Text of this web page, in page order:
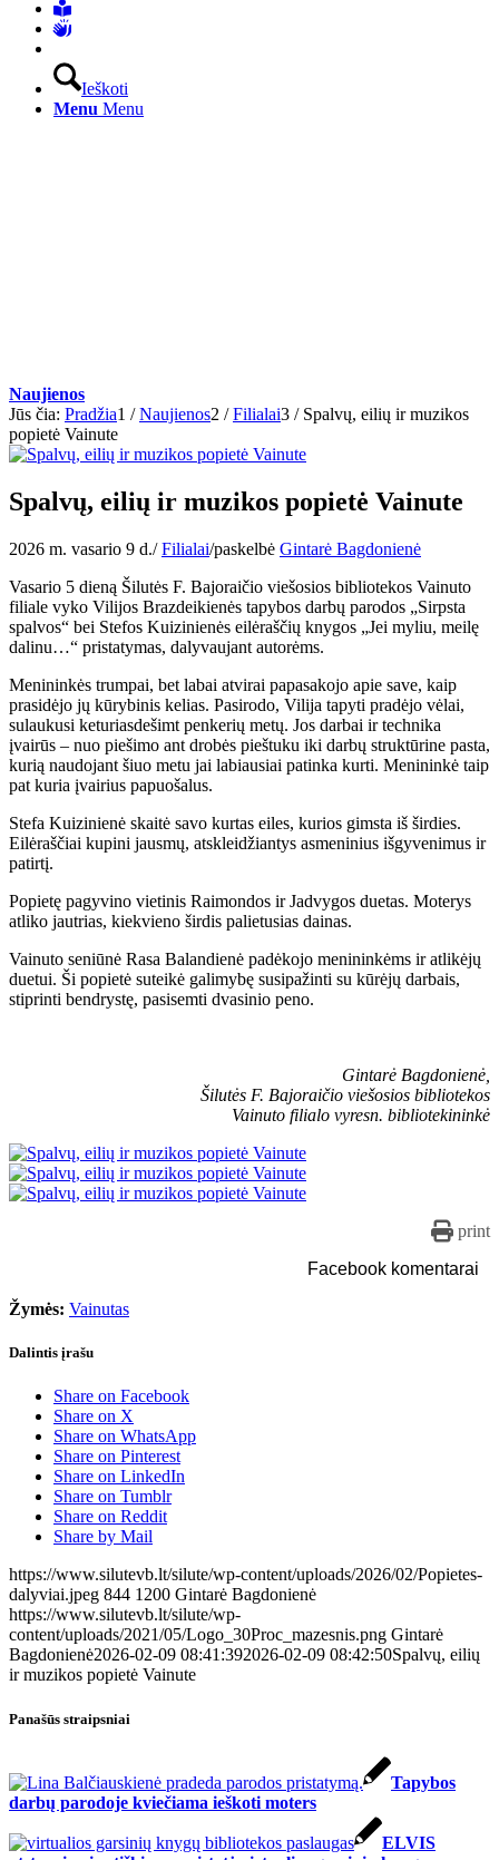
Ieškoti
Menu Menu
Naujienos
Jūs čia: Pradžia1 / Naujienos2 / Filialai3 / Spalvų, eilių ir muzikos
popietė Vainute
Spalvų, eilių ir muzikos popietė Vainute
2026 m. vasario 9 d./ Filialai/paskelbė Gintarė Bagdonienė
Vasario 5 dieną Šilutės F. Bajoraičio viešosios bibliotekos Vainuto
filiale vyko Vilijos Brazdeikienės tapybos darbų parodos „Sirpsta
spalvos“ bei Stefos Kuizinienės eilėraščių knygos „Jei myliu, meilę
dalinu…“ pristatymas, dalyvaujant autorėms.
Menininkės trumpai, bet labai atvirai papasakojo apie save, kaip
prasidėjo jų kūrybinis kelias. Pasirodo, Vilija tapyti pradėjo vėlai,
sulaukusi keturiasdešimt penkerių metų. Jos darbai ir technika
įvairūs – nuo piešimo ant drobės pieštuku iki darbų struktūrine pasta,
kurią naudojant šiuo metu jai labiausiai patinka kurti. Menininkė taip
pat kuria įvairius papuošalus.
Stefa Kuizinienė skaitė savo kurtas eiles, kurios gimsta iš širdies.
Eilėraščiai kupini jausmų, atskleidžiantys asmeninius išgyvenimus ir
patirtį.
Popietę pagyvino vietinis Raimondos ir Jadvygos duetas. Moterys
atliko jautrias, kiekvieno širdis palietusias dainas.
Vainuto seniūnė Rasa Balandienė padėkojo menininkėms ir atlikėjų
duetui. Ši popietė suteikė galimybę susipažinti su kūrėjų darbais,
stiprinti bendrystę, pasisemti dvasinio peno.
Gintarė Bagdonienė,
Šilutės F. Bajoraičio viešosios bibliotekos
Vainuto filialo vyresn. bibliotekininkė
print
Facebook komentarai
Žymės: Vainutas
Dalintis įrašu
Share on Facebook
Share on X
Share on WhatsApp
Share on Pinterest
Share on LinkedIn
Share on Tumblr
Share on Reddit
Share by Mail
https://www.silutevb.lt/silute/wp-content/uploads/2026/02/Popietes-
dalyviai.jpeg 844 1200 Gintarė Bagdonienė
https://www.silutevb.lt/silute/wp-
content/uploads/2021/05/Logo_30Proc_mazesnis.png Gintarė
Bagdonienė2026-02-09 08:41:392026-02-09 08:42:50Spalvų, eilių
ir muzikos popietė Vainute
Panašūs straipsniai
Tapybos
darbų parodoje kviečiama ieškoti moters
ELVIS